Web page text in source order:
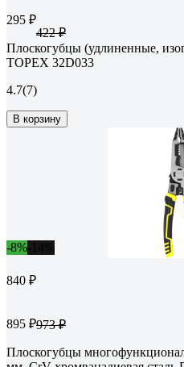
295 ₽
422 ₽
Плоскогубцы (удлиненные,
TOPEX 32D033
4.7(7)
В корзину
-8%
840 ₽
895 ₽973 ₽
Плоскогубцы